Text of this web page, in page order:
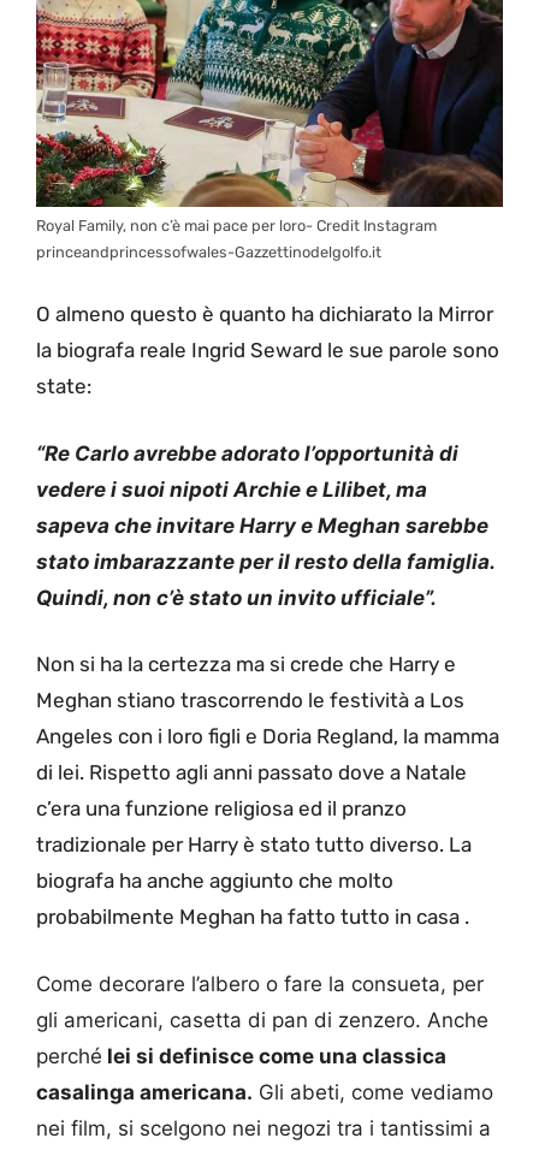
Royal Family, non c’è mai pace per loro- Credit Instagram
princeandprincessofwales-Gazzettinodelgolfo.it
O almeno questo è quanto ha dichiarato la Mirror
la biografa reale Ingrid Seward le sue parole sono
state:
“Re Carlo avrebbe adorato l’opportunità di
vedere i suoi nipoti Archie e Lilibet, ma
sapeva che invitare Harry e Meghan sarebbe
stato imbarazzante per il resto della famiglia.
Quindi, non c’è stato un invito ufficiale”.
Non si ha la certezza ma si crede che Harry e
Meghan stiano trascorrendo le festività a Los
Angeles con i loro figli e Doria Regland, la mamma
di lei. Rispetto agli anni passato dove a Natale
c’era una funzione religiosa ed il pranzo
tradizionale per Harry è stato tutto diverso. La
biografa ha anche aggiunto che molto
probabilmente Meghan ha fatto tutto in casa .
Come decorare l’albero o fare la consueta, per
gli americani, casetta di pan di zenzero. Anche
perché lei si definisce come una classica
casalinga americana. Gli abeti, come vediamo
nei film, si scelgono nei negozi tra i tantissimi a